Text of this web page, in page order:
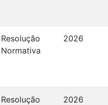
Resolução
Normativa
2026
Resolução
2026